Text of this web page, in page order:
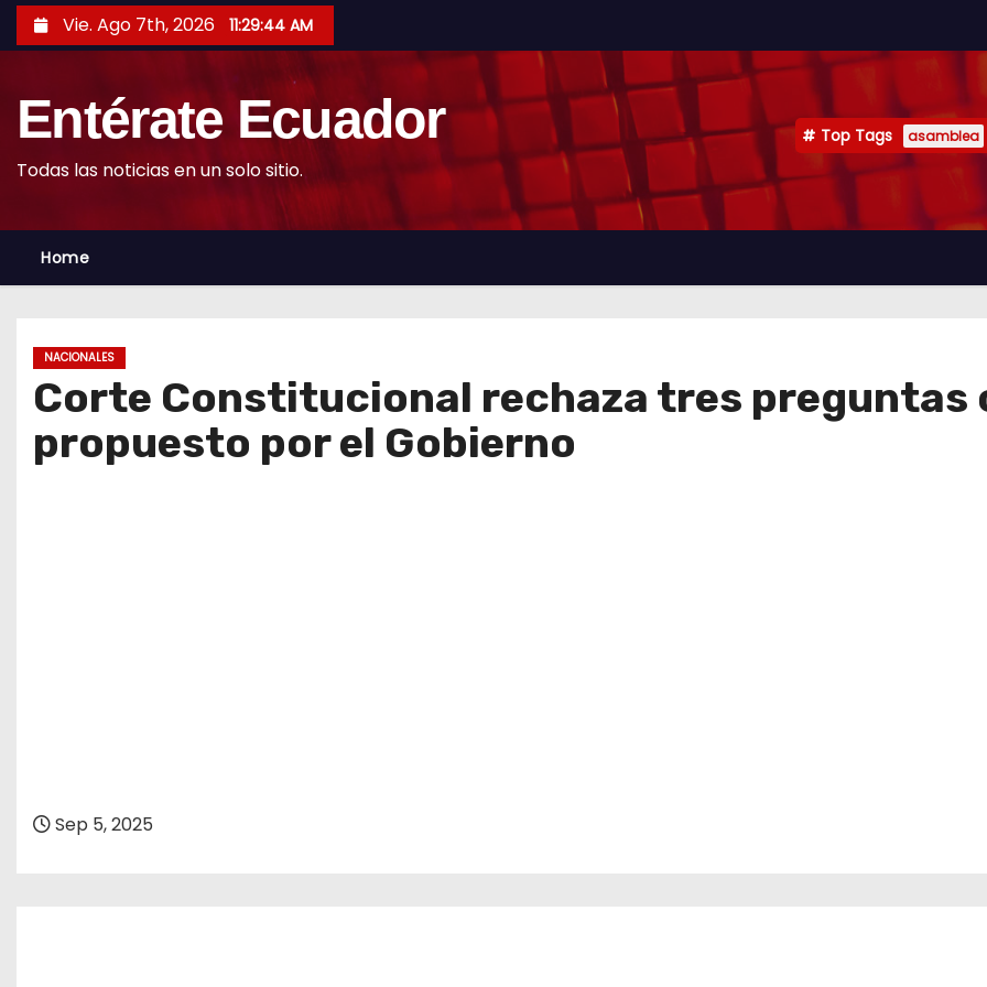
k
o
t
Vie. Ago 7th, 2026 11:29:46 AM
Entérate Ecuador
Todas las noticias en un solo sitio.
Top Tags asamblea
Home
NACIONALES
Corte Constitucional rechaza tres preguntas
propuesto por el Gobierno
Sep 5, 2025